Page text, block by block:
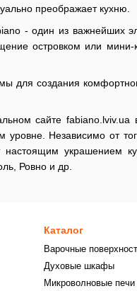
преображает кухню.
- один из важнейших
островком или мини-
для создания
сайте fabiano.lviv.ua
уровне. Независимо от
настоящим украшением
Ровно и др.
Каталог
Варочные
Духовые шкафы
Микроволновые печи